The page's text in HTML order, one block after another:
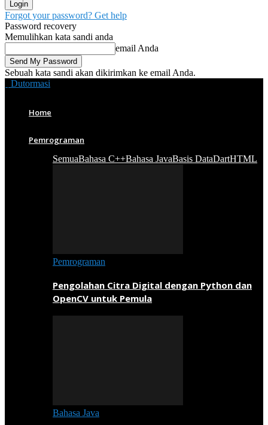
Forgot your password? Get help
Password recovery
Memulihkan kata sandi anda
email Anda
Sebuah kata sandi akan dikirimkan ke email Anda.
Dutormasi
Home
Pemrograman
SemuaBahasa C++Bahasa JavaBasis DataDartHTML
Pemrograman
Pengolahan Citra Digital dengan Python dan
OpenCV untuk Pemula
Bahasa Java